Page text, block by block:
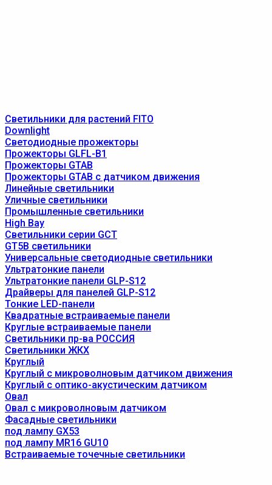
Светильники для растений FITO
Downlight
Светодиодные прожекторы
Прожекторы GLFL-B1
Прожекторы GTAB
Прожекторы GTAB с датчиком движения
Линейные светильники
Уличные светильники
Промышленные светильники
High Bay
Светильники серии GCT
GT5B светильники
Универсальные светодиодные светильники
Ультратонкие панели
Ультратонкие панели GLP-S12
Драйверы для панелей GLP-S12
Тонкие LED-панели
Квадратные встраиваемые панели
Круглые встраиваемые панели
Светильники пр-ва РОССИЯ
Светильники ЖКХ
Круглый
Круглый с микроволновым датчиком движения
Круглый с оптико-акустическим датчиком
Овал
Овал с микроволновым датчиком
Фасадные светильники
под лампу GX53
под лампу MR16 GU10
Встраиваемые точечные светильники